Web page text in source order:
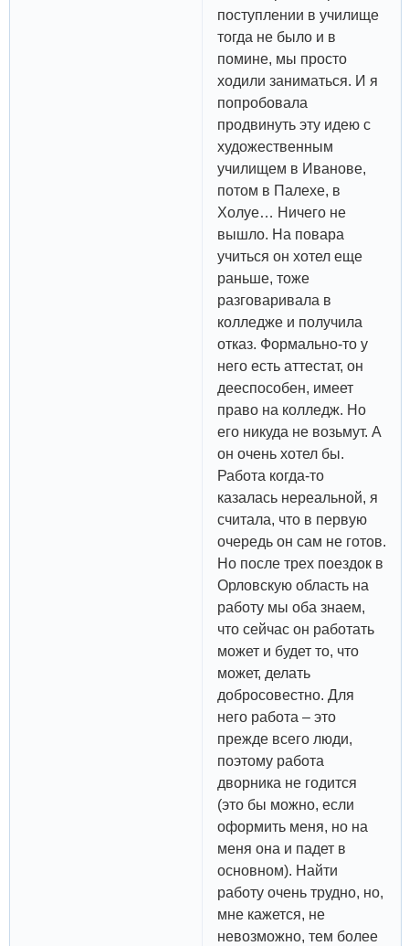
поступлении в училище
тогда не было и в
помине, мы просто
ходили заниматься. И я
попробовала
продвинуть эту идею с
художественным
училищем в Иванове,
потом в Палехе, в
Холуе… Ничего не
вышло. На повара
учиться он хотел еще
раньше, тоже
разговаривала в
колледже и получила
отказ. Формально-то у
него есть аттестат, он
дееспособен, имеет
право на колледж. Но
его никуда не возьмут. А
он очень хотел бы.
Работа когда-то
казалась нереальной, я
считала, что в первую
очередь он сам не готов.
Но после трех поездок в
Орловскую область на
работу мы оба знаем,
что сейчас он работать
может и будет то, что
может, делать
добросовестно. Для
него работа – это
прежде всего люди,
поэтому работа
дворника не годится
(это бы можно, если
оформить меня, но на
меня она и падет в
основном). Найти
работу очень трудно, но,
мне кажется, не
невозможно, тем более